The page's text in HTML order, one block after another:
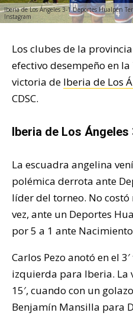
Iberia de Los Ángeles 3-1 Deportes Hualpén
Instagram
Los clubes de la
efectivo desempeño en
victoria de Iberia de Los
CDSC.
Iberia de Los
La escuadra angelina
polémica derrota ante
líder del torneo. No
vez, ante un Deportes
por 5 a 1 ante
Carlos Pezo anotó en el
izquierda para Iberia. La
15′, cuando con un
Benjamín Mansilla para